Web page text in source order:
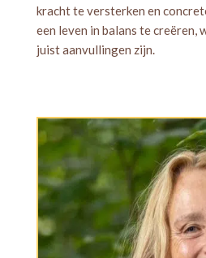
kracht te versterken en
een leven in balans te creëren,
juist aanvullingen zijn.